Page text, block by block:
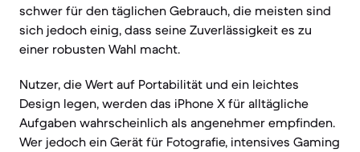
schwer für den täglichen Gebrauch, die meisten sind
sich jedoch einig, dass seine Zuverlässigkeit es zu
einer robusten Wahl macht.
Nutzer, die Wert auf Portabilität und ein leichtes
Design legen, werden das iPhone X für alltägliche
Aufgaben wahrscheinlich als angenehmer empfinden.
Wer jedoch ein Gerät für Fotografie, intensives Gaming